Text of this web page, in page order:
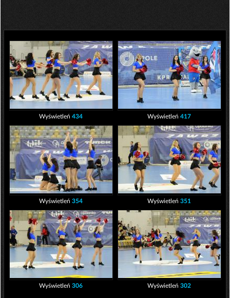
Wyświetleń 434 Wyświetleń 417
Wyświetleń 354 Wyświetleń 351
Wyświetleń 306 Wyświetleń 302